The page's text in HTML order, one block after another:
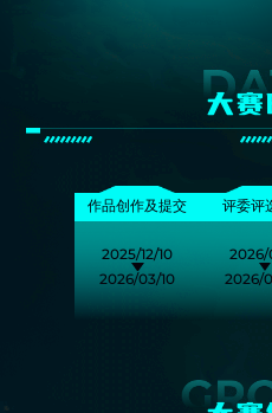
大赛
作品创作及提交
2025/12/10
2026/03/10
评委评
2026/
2026/